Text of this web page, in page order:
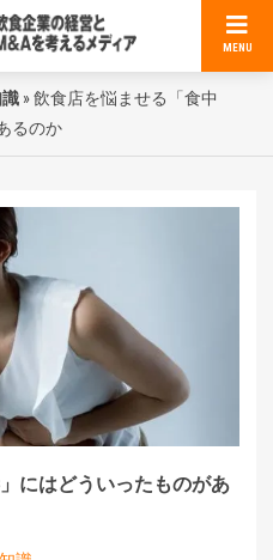
MENU
»飲食店を悩ませる「食中
るのか
にはどういったものがあ